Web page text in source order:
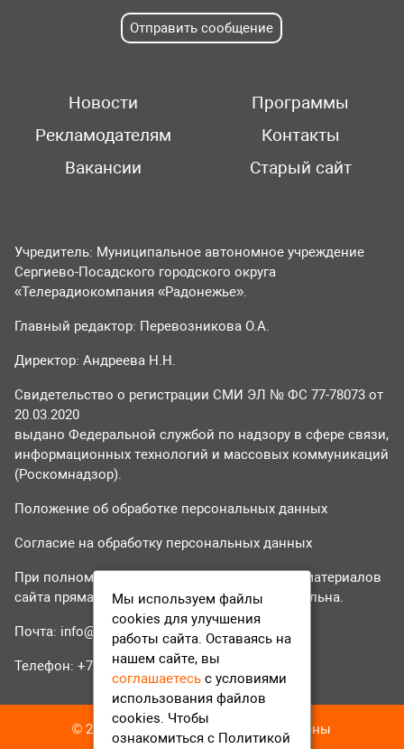
Отправить сообщение
Новости
Программы
Рекламодателям
Контакты
Вакансии
Старый сайт
Учредитель: Муниципальное автономное учреждение
Сергиево-Посадского городского округа
«Телерадиокомпания «Радонежье».
Главный редактор: Перевозникова О.А.
Директор: Андреева Н.Н.
Свидетельство о регистрации СМИ ЭЛ № ФС 77-78073 от
20.03.2020
выдано Федеральной службой по надзору в сфере связи,
информационных технологий и массовых коммуникаций
(Роскомнадзор).
Положение об обработке персональных данных
Согласие на обработку персональных данных
При полном или частичном использовании материалов
сайта прямая гиперссылка на tvr24.tv обязательна.
Почта: info@tvr24.tv
Телефон: +7 (496) 551-04-95
© 2016-2023 ТВР24 Все права защищены
Мы используем файлы
cookies для улучшения
работы сайта. Оставаясь на
нашем сайте, вы
соглашаетесь с условиями
использования файлов
cookies. Чтобы
ознакомиться с Политикой